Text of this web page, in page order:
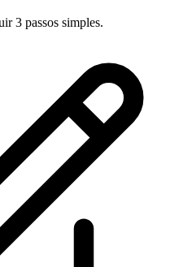
3 passos simples.